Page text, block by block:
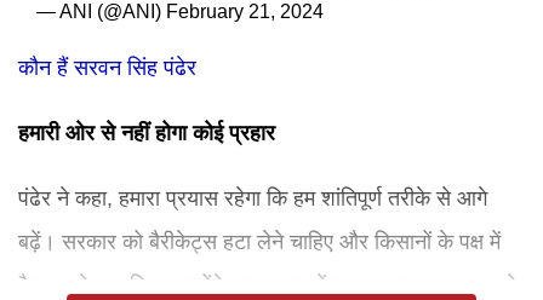
— ANI (@ANI) February 21, 2024
कौन हैं सरवन सिंह पंढेर
हमारी ओर से नहीं होगा कोई प्रहार
पंढेर ने कहा, हमारा प्रयास रहेगा कि हम शांतिपूर्ण तरीके से आगे
बढ़ें। सरकार को बैरीकेट्स हटा लेने चाहिए और किसानों के पक्ष में
फैसला लेना चाहिए। उन्होंने कहा, अगर केंद्र सरकार एक हाथ आगे